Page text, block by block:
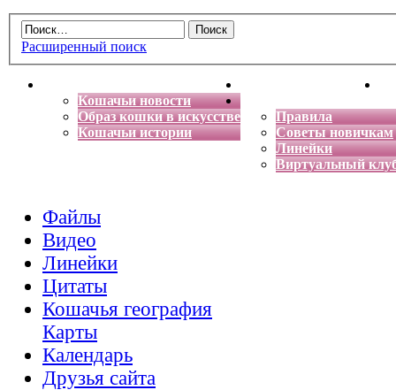
Расширенный поиск
Кошачьи новости
Образ кошки в искусстве
Кошачьи истории
Энциклопедия кошек
Правила
Советы новичкам
Линейки
Виртуальный
Файлы
Видео
Линейки
Цитаты
Кошачья география
Карты
Календарь
Друзья сайта